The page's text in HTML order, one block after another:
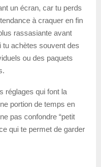
un écran, car tu perds
à craquer en fin
rassasiante avant
tu achètes souvent des
ou des paquets
réglages qui font la
portion de temps en
pas confondre “petit
qui te permet de garder